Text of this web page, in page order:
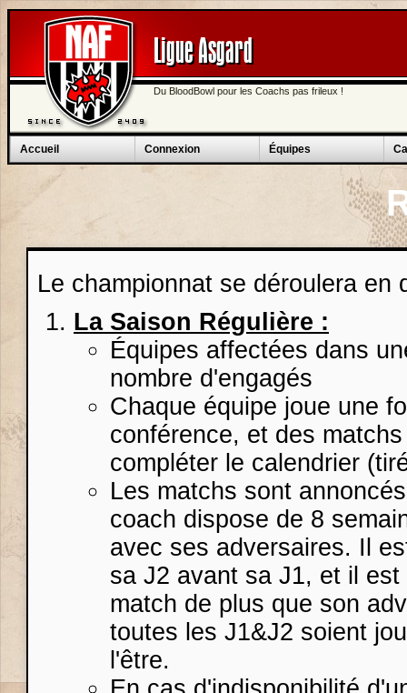
Ligue Asgard
Du BloodBowl pour les Coachs pas frileux !
Accueil Connexion Équipes
Le championnat se déroulera en
La Saison Régulière :
Équipes affectées dans
nombre d'engagés
Chaque équipe joue une
conférence, et des
compléter le calendrier
Les matchs sont
coach dispose de 8
avec ses adversaires. Il
sa J2 avant sa J1, et il
match de plus que son
toutes les J1&J2 soient
l'être.